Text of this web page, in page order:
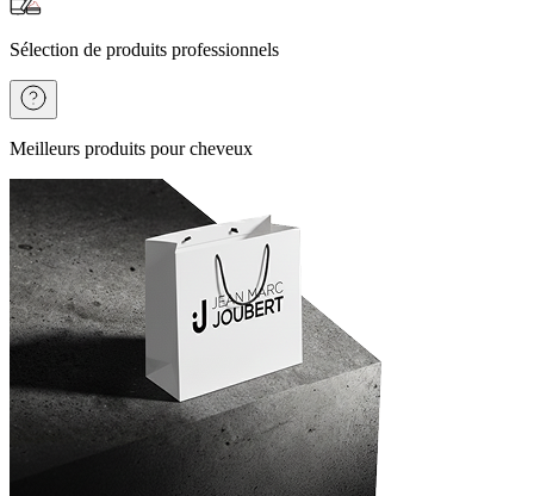
Sélection de produits professionnels
Meilleurs produits pour cheveux